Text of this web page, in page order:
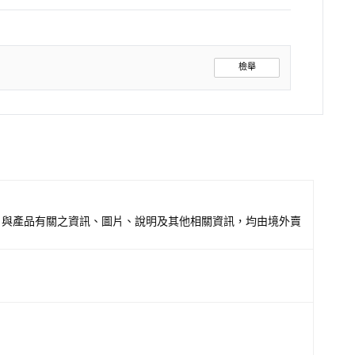
檢舉
產品有關之資訊、圖片、說明及其他相關資訊，均由境外賣